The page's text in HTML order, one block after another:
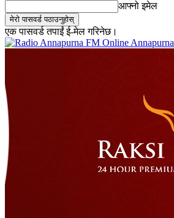
आफ्नो इमेल
एक पासवर्ड तपाईं ई-मेल गरिनेछ।
Online Annapurna